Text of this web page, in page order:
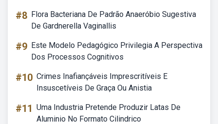
#8 Flora Bacteriana De Padrão Anaeróbio Sugestiva
De Gardnerella Vaginallis
#9 Este Modelo Pedagógico Privilegia A Perspectiva
Dos Processos Cognitivos
#10 Crimes Inafiançáveis Imprescritíveis E
Insuscetíveis De Graça Ou Anistia
#11 Uma Industria Pretende Produzir Latas De
Aluminio No Formato Cilindrico